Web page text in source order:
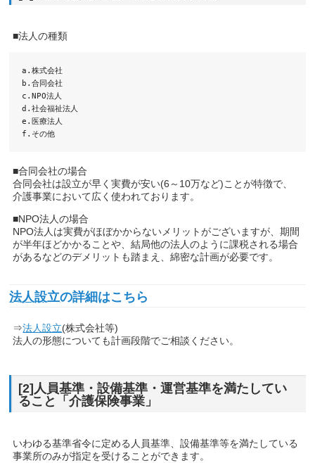
■法人の種類
a.株式会社
b.合同会社
c.NPO法人
d.社会福祉法人
e.医療法人
f.その他
■合同会社の場合
合同会社は設立が早く実費が安い(6～10万など)ことが特徴で、
介護事業において広く使われております。
■NPO法人の場合
NPO法人は実費がほぼかからないメリットがございますが、期間
が半年ほどかかることや、結局他の法人のように課税される場合
があるなどのデメリットも踏まえ、綿密な計画が必要です。
法人設立の詳細はこちら
⇒法人設立(株式会社等)
法人の形態についても計画段階でご相談ください。
[2]人員基準・設備基準・運営基準を満たしてい
ること「介護保険事業」
いわゆる基準省令に定める人員基準、設備基準等を満たしている
事業所のみが指定を受けることができます。